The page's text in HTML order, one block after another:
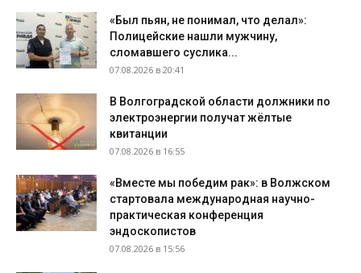
«Был пьян, не понимал, что делал»:
Полицейские нашли мужчину,
сломавшего суслика...
07.08.2026 в 20:41
В Волгоградской области должники по
электроэнергии получат жёлтые
квитанции
07.08.2026 в 16:55
«Вместе мы победим рак»: в Волжском
стартовала международная научно-
практическая конференция
эндоскопистов
07.08.2026 в 15:56